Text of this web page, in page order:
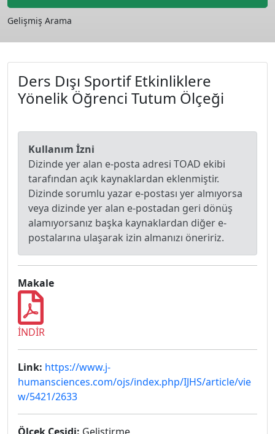
Gelişmiş Arama
Ders Dışı Sportif Etkinliklere
Yönelik Öğrenci Tutum Ölçeği
Kullanım İzni
Dizinde yer alan e-posta adresi TOAD ekibi
tarafından açık kaynaklardan eklenmiştir.
Dizinde sorumlu yazar e-postası yer almıyorsa
veya dizinde yer alan e-postadan geri dönüş
alamıyorsanız başka kaynaklardan diğer e-
postalarına ulaşarak izin almanızı öneririz.
Makale
İNDİR
Link: https://www.j-
humansciences.com/ojs/index.php/IJHS/article/vie
w/5421/2633